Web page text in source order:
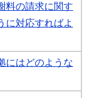
料の請求に関す
に対応すればよ
にはどのような